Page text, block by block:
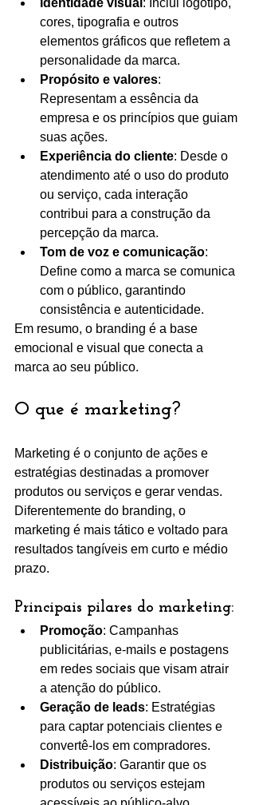
cores, tipografia e outros
elementos gráficos que refletem a
personalidade da marca.
Propósito e valores:
Representam a essência da
empresa e os princípios que guiam
suas ações.
Experiência do cliente: Desde o
atendimento até o uso do produto
ou serviço, cada interação
contribui para a construção da
percepção da marca.
Tom de voz e comunicação:
Define como a marca se comunica
com o público, garantindo
consistência e autenticidade.
Em resumo, o branding é a base
emocional e visual que conecta a
marca ao seu público.
O que é marketing?
Marketing é o conjunto de ações e
estratégias destinadas a promover
produtos ou serviços e gerar vendas.
Diferentemente do branding, o
marketing é mais tático e voltado para
resultados tangíveis em curto e médio
prazo.
Principais pilares do marketing:
Promoção: Campanhas
publicitárias, e-mails e postagens
em redes sociais que visam atrair
a atenção do público.
Geração de leads: Estratégias
para captar potenciais clientes e
convertê-los em compradores.
Distribuição: Garantir que os
produtos ou serviços estejam